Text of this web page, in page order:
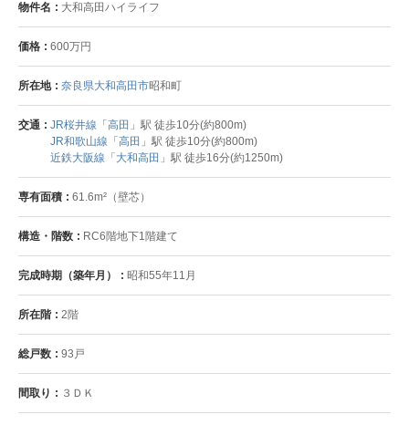
物件名 大和高田ハイライフ
価格 600万円
所在地 奈良県大和高田市昭和町
交通 JR桜井線 「高田 」駅 徒歩10分(約800m)
JR和歌山線 「高田 」駅 徒歩10分(約800m)
近鉄大阪線 「 大和高田 」駅 徒歩16分(約1250m)
専有面積 61.6m²（壁芯）
構造・階数 RC6階地下1階建て
完成時期（築年月） 昭和55年11月
所在階 2階
総戸数 93戸
間取り ３ＤＫ